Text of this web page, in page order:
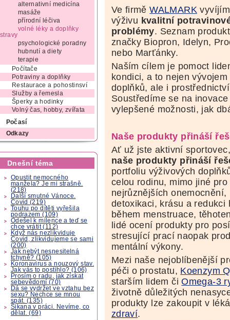
alternativní medicína
masáže
přírodní léčiva
volné léky a doplňky
stravy
psychologické poradny
hubnutí a diety
terapie
Počítače
Potraviny a doplňky
Restaurace a pohostinsví
Služby a řemesla
Šperky a hodinky
Volný čas, hobby, zvířata
Počasí
Odkazy
Dnešní téma
Opustit nemocného
manžela? Je mi strašně.
(218)
Další smutné Vánoce.
Covid (219)
Touhu po dítěti vyřešila
podrazem (109)
Odešel k milence a teď se
chce vrátit (112)
Když nás nezlikviduje
Covid, zlikvidujeme se sami
(200)
Jak nebýt nesnesitelná
tchyně? (105)
Koronavirus a nouzový stav.
Jak vás to postihlo? (106)
Prosím o radu, jak získat
sebevědomí (70)
Dá se vydržet ve vztahu bez
sexu? Nechce se mnou
spát. (135)
Šikana v práci. Nevíme, co
dělat. (69)
Ve firměWALMARK
výživu kvalitní
problémy. Seznam
značky Biopron, Idelyn,
nebo Marťánky.
Naším cílem je pomoct
kondici, a to nejen
doplňků, ale i
Soustředíme se na
vylepšené možnosti, jak
Naše produkty přináší
Ať už jste aktivní
naše produkty přináší
portfoliu výživových
celou rodinu, mimo jiné
nejrůznějších
detoxikaci, krásu a redukci
během menstruace,
lidé ocení produkty pro
stresující prací naopak
mentální výkony.
Mezi naše nejoblíbenější
péči o prostatu, Koenzym
starším lidem či Omega-3
životně důležitých
produkty lze zakoupit v
zdraví.